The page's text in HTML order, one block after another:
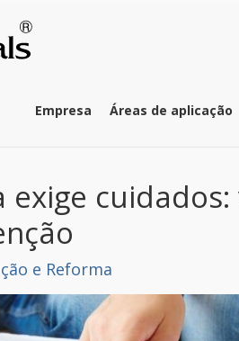
Empresa Áreas de aplicação
exige
e Reforma